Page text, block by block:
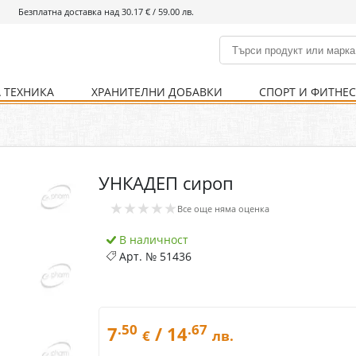
Безплатна доставка над 30.17 € / 59.00 лв.
Кости и стави Нервна система
Храносмилателна
Хомеопатия
ХРАНИТЕЛНИ ДОБАВКИ СПОРТ И ФИТНЕС
УНКАДЕП сироп
★★★★★ Все още няма оценка
В наличност
Арт. № 51436
7.50 € / 14.67 лв.